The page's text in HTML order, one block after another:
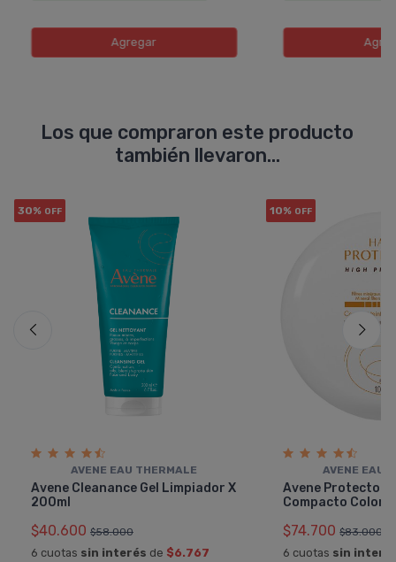
Agregar
Los que compraron este producto
también llevaron...
30% OFF
AVENE EAU THERMALE
Avene Cleanance Gel Limpiador X
200ml
$40.600 $58.000
6 cuotas sin interés de $6.767
10% OFF
AVENE EAU
Avene Protector
Compacto Color
$74.700 $83.000
6 cuotas sin